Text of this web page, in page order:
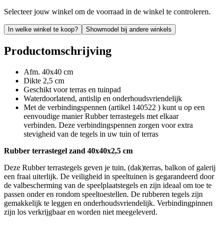
Selecteer jouw winkel om de voorraad in de winkel te controleren.
In welke winkel te koop? Showmodel bij andere winkels
Productomschrijving
Afm. 40x40 cm
Dikte 2,5 cm
Geschikt voor terras en tuinpad
Waterdoorlatend, antislip en onderhoudsvriendelijk
Met de verbindingspennen (artikel 140522 ) kunt u op een
eenvoudige manier Rubber terrastegels met elkaar
verbinden. Deze verbindingspennen zorgen voor extra
stevigheid van de tegels in uw tuin of terras
Rubber terrastegel zand 40x40x2,5 cm
Deze Rubber terrastegels geven je tuin, (dak)terras, balkon of galerij
een fraai uiterlijk. De veiligheid in speeltuinen is gegarandeerd door
de valbescherming van de speelplaatstegels en zijn ideaal om toe te
passen onder en rondom speeltoestellen. De rubberen tegels zijn
gemakkelijk te leggen en onderhoudsvriendelijk. Verbindingpinnen
zijn los verkrijgbaar en worden niet meegeleverd.